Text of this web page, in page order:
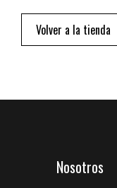
Volver a la tienda
Nosotros